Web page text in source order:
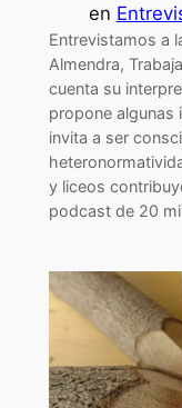
en
Entrevistamos a
Almendra,
cuenta su
propone algunas
invita a ser
y liceos
podcast de 20